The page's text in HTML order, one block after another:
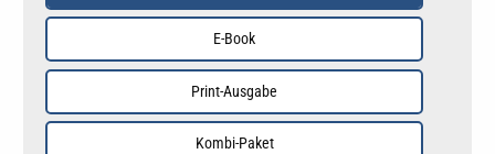
E-Book
Print-Ausgabe
Kombi-Paket